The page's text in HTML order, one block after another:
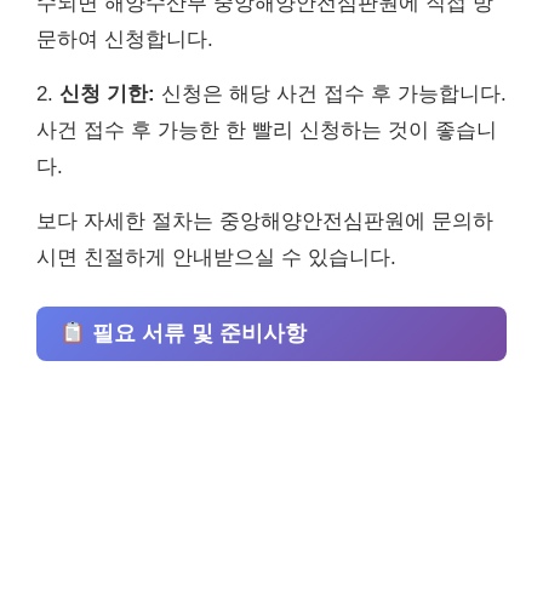
문하여 신청합니다.
2. 신청 기한: 신청은 해당 사건 접수 후 가능합니다.
사건 접수 후 가능한 한 빨리 신청하는 것이 좋습니
다.
보다 자세한 절차는 중앙해양안전심판원에 문의하
시면 친절하게 안내받으실 수 있습니다.
필요 서류 및 준비사항